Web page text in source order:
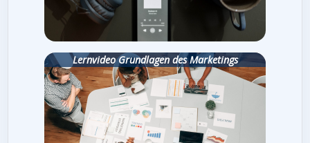
Lernvideo Grundlagen des Marketings